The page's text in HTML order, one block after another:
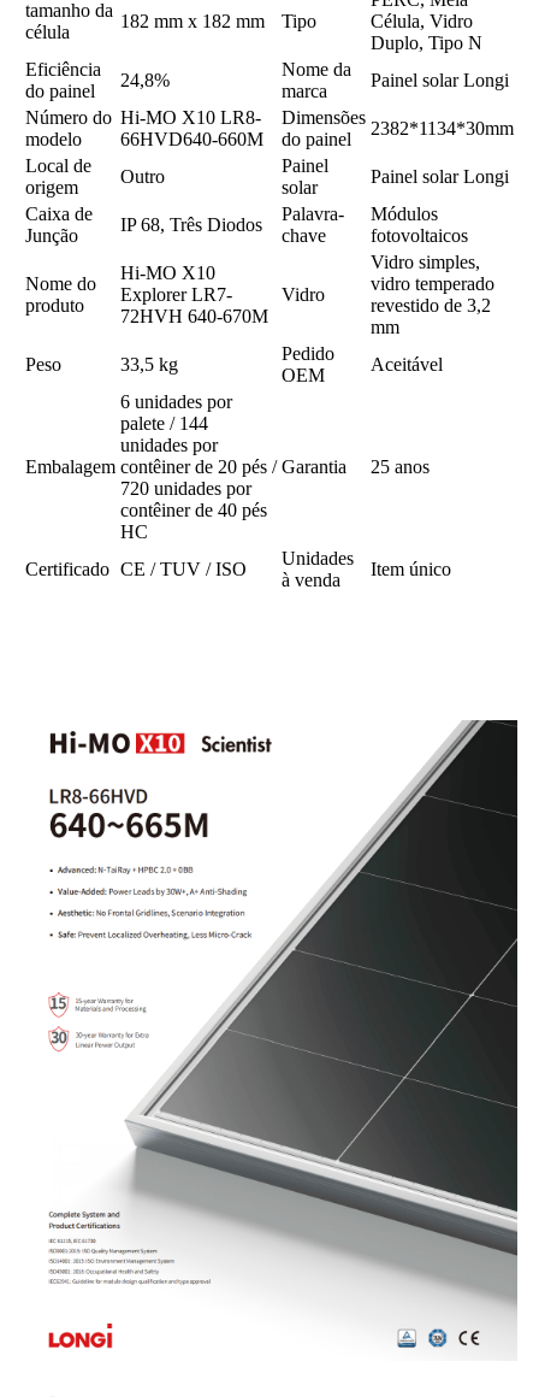
tamanho da
célula
182 mm x 182 mm Tipo
Célula, Vidro
Duplo, Tipo N
Eficiência
do painel
24,8%
Nome da
marca
Painel solar Longi
Número do
modelo
Hi-MO X10 LR8-
66HVD640-660M
Dimensões
do painel
2382*1134*30mm
Local de
origem
Outro
Painel
solar
Painel solar Longi
Caixa de
Junção
IP 68, Três Diodos
Palavra-
chave
Módulos
fotovoltaicos
Nome do
produto
Hi-MO X10
Explorer LR7-
72HVH 640-670M
Vidro
Vidro simples,
vidro temperado
revestido de 3,2
mm
Peso
33,5 kg
Pedido
OEM
Aceitável
Embalagem
6 unidades por
palete / 144
unidades por
contêiner de 20 pés /
720 unidades por
contêiner de 40 pés
HC
Garantia 25 anos
Certificado CE / TUV / ISO
Unidades
à venda
Item único